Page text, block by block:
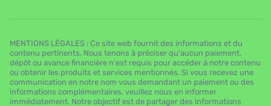
MENTIONS LÉGALES : Ce site web fournit des informations et du
contenu pertinents. Nous tenons à préciser qu'aucun paiement,
dépôt ou avance financière n'est requis pour accéder à notre contenu
ou obtenir les produits et services mentionnés. Si vous recevez une
communication en notre nom vous demandant un paiement ou des
informations complémentaires, veuillez nous en informer
immédiatement. Notre objectif est de partager des informations